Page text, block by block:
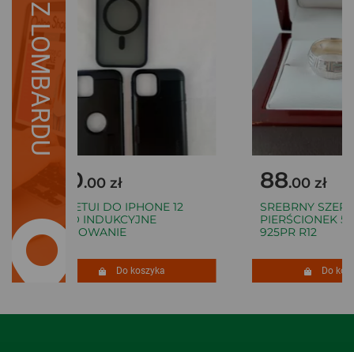
Z LOMBARDU
80.00 zł
3 X ETUI DO IPHONE 12
PRO INDUKCYJNE
ŁADOWANIE
Do koszyka
88.00 zł
SREBRNY
PIERŚCIONEK
925PR R12
Do